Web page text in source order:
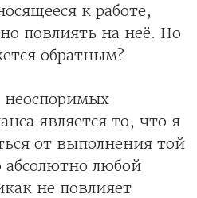
к работе,
повлиять на неё. Но
обратным?
является то, что я
от выполнения той
абсолютно любой
не повлияет